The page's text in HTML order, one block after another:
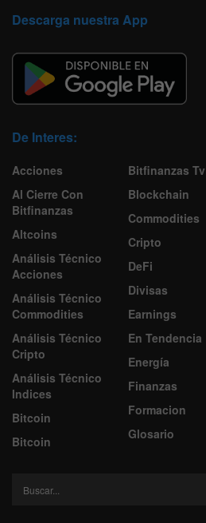
Descarga nuestra App
De Interes:
Acciones
Al Cierre Con
Bitfinanzas
Altcoins
Análisis Técnico
Acciones
Análisis Técnico
Commodities
Análisis Técnico
Cripto
Análisis Técnico
Indices
Bitcoin
Bitcoin
Bitfinanzas Tv
Blockchain
Commodities
Cripto
DeFi
Divisas
Earnings
En Tendencia
Energía
Finanzas
Formacion
Glosario